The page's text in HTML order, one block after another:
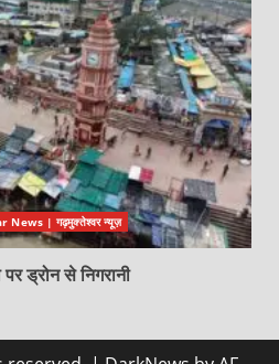
| गढ़मुक्तेश्वर न्यूज़
ड्रोन से निगरानी